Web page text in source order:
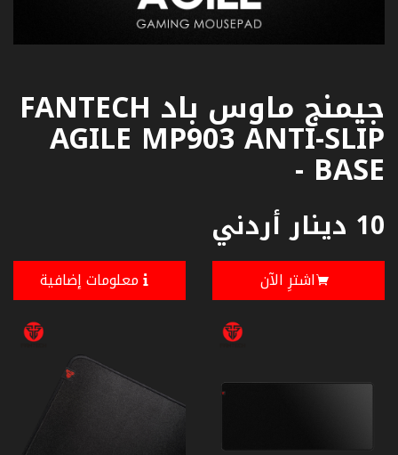
جيمنج ماوس باد FANTECH
AGILE MP903 ANTI-SLIP
BASE -
10 دينار أردني
اشترِ الآن معلومات إضافية